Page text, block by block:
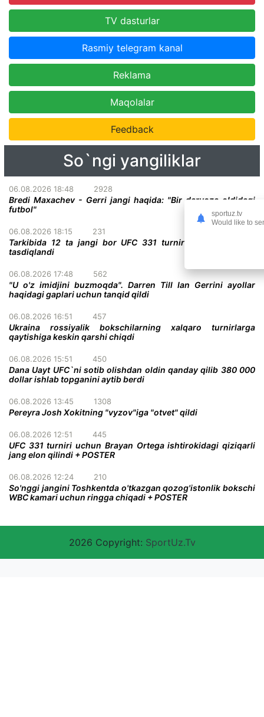
TV dasturlar
Rasmiy telegram kanal
Reklama
Maqolalar
Feedback
So`ngi yangiliklar
06.08.2026 18:48 2928
Bredi Maxachev - Gerri jangi haqida: "Bir darvoza oldidagi
futbol"
06.08.2026 18:15 231
Tarkibida 12 ta jangi bor UFC 331 turnirining to'liq kardi
tasdiqlandi
06.08.2026 17:48 562
"U o'z imidjini buzmoqda". Darren Till Ian Gerrini ayollar
haqidagi gaplari uchun tanqid qildi
06.08.2026 16:51 457
Ukraina rossiyalik bokschilarning xalqaro turnirlarga
qaytishiga keskin qarshi chiqdi
06.08.2026 15:51 450
Dana Uayt UFC`ni sotib olishdan oldin qanday qilib 380 000
dollar ishlab topganini aytib berdi
06.08.2026 13:45 1308
Pereyra Josh Xokitning "vyzov"iga "otvet" qildi
06.08.2026 12:51 445
UFC 331 turniri uchun Brayan Ortega ishtirokidagi qiziqarli
jang elon qilindi + POSTER
06.08.2026 12:24 210
So'nggi jangini Toshkentda o'tkazgan qozog'istonlik bokschi
WBC kamari uchun ringga chiqadi + POSTER
2026 Copyright: SportUz.Tv
sportuz.tv
Would like to